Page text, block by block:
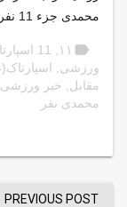
محمدی جزء 11 نفر ترک مقابل اسپارتاک(عکس)
label ۱۱ 11 اسپارتاک(عکس)
ورزشی
مقابل
خبر ورزشی
محمدی نفر
PREVIOUS POST